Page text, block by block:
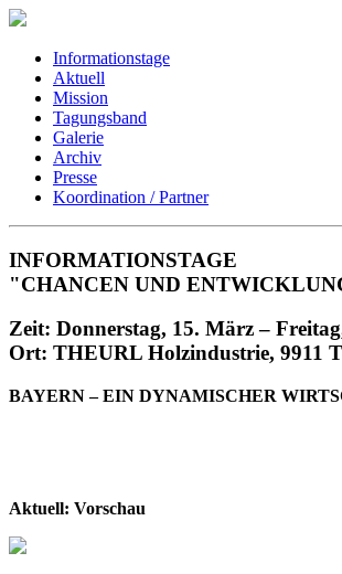
Informationstage
Aktuell
Mission
Tagungsband
Galerie
Archiv
Presse
Koordination / Partner
INFORMATIONSTAGE
"CHANCEN UND
Zeit: Donnerstag, 15. März –
Ort: THEURL Holzindustrie, 9911
BAYERN – EIN DYNAMISCHER
Aktuell: Vorschau